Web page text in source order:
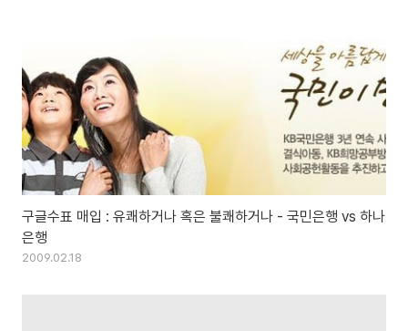
구글수표 매입 : 유쾌하거나 혹은 불쾌하거나 - 국민은행 vs 하나
은행
2009.02.18